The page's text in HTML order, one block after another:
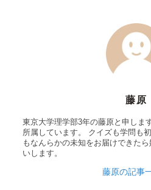
藤原
東京大学理学部3年の藤原と申しま
所属しています。 クイズも学問も
もなんらかの未知をお届けできた
いします。
藤原の記事